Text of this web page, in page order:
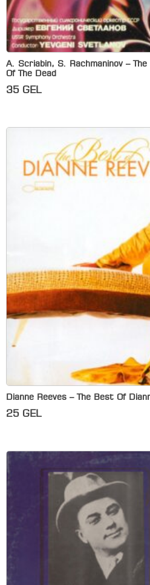
A. Scriabin, S. Rachmaninov –
Of The Dead
35 GEL
Dianne Reeves – The Best Of
25 GEL